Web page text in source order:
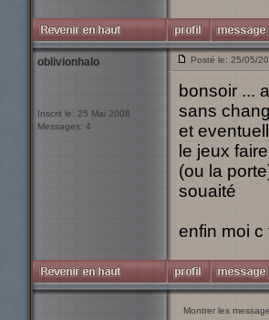
oblivionhalo
Inscrit le: 25 Mai 2008
Messages: 4
Posté le: 25/05/
bonsoir ...
sans
et
le jeux
(ou la
souaité
enfin moi c
Montrer les